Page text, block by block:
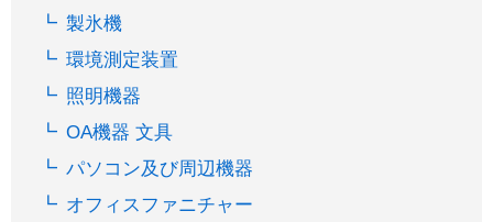
製氷機
環境測定装置
照明機器
OA機器 文具
パソコン及び周辺機器
オフィスファニチャー